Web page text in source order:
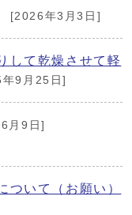
[2026年3月3日]
して乾燥させて軽
9月25日]
月9日]
ついて（お願い）